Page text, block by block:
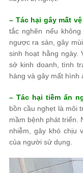
– Tác hại gây mất
tắc nghẽn nếu
ngược ra sàn, gây
sinh hoạt hằng ngày.
sở kinh doanh, tình
hàng và gây mất hình
– Tác hại tiềm ẩn
bồn cầu nghẹt là môi
mầm bệnh phát triển.
nhiễm, gây khó chịu
của người sử dụng.